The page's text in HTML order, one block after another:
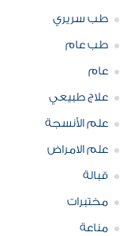
طب سريري
طب عام
عام
علاج طبيعي
علم الأنسجة
علم الامراض
قبالة
مختبرات
مناعة